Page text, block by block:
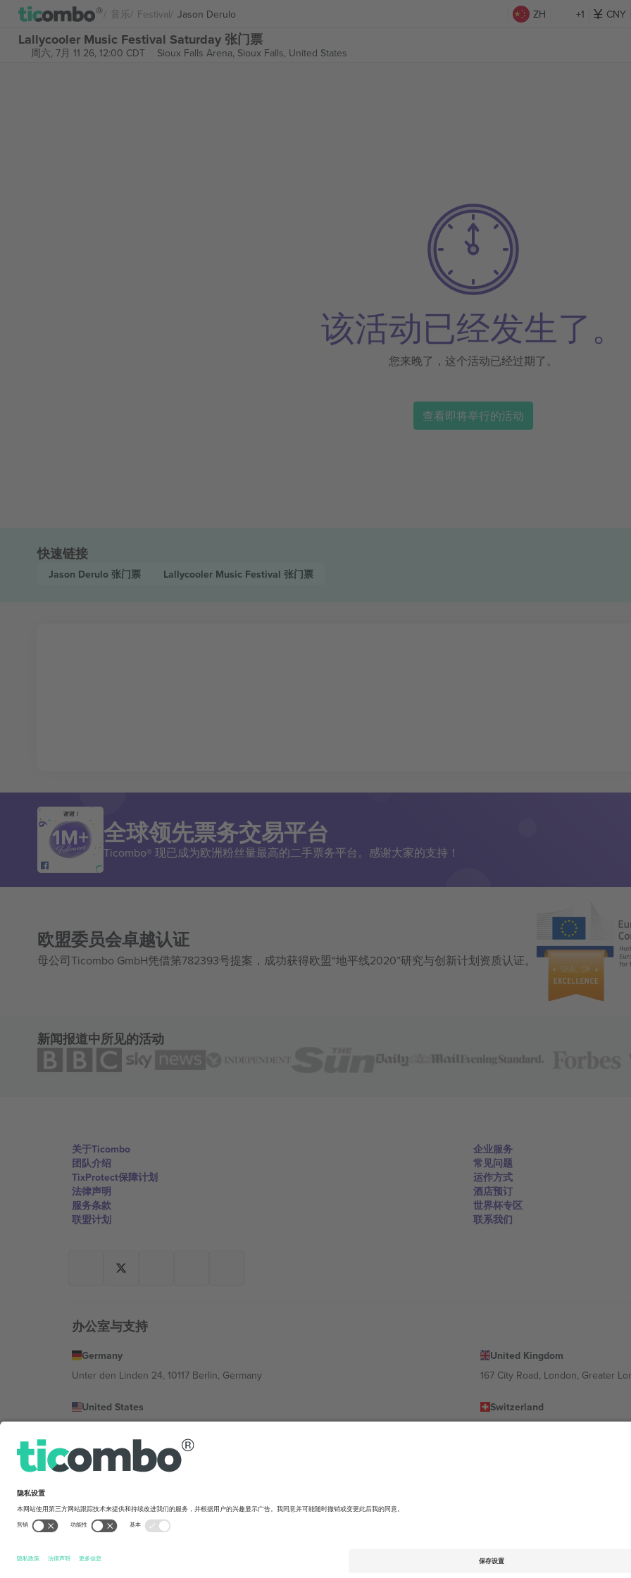
音乐 Festival Jason Derulo ZH +1 CNY
Lallycooler Music Festival Saturday 张门票
周六, 7月 11 26, 12:00 CDT Sioux Falls Arena, Sioux Falls, United States
该活动已经发生了。
您来晚了，这个活动已经过期了。
查看即将举行的活动
快速链接
Jason Derulo 张门票 Lallycooler Music Festival 张门票
谢谢！
全球领先票务交易平台
Ticombo® 现已成为欧洲粉丝量最高的二手票务平台。感谢大家的支持！
欧盟委员会卓越认证
母公司Ticombo GmbH凭借第782393号提案，成功获得欧盟“地平线2020”研究与创新计划资质认证。
新闻报道中所见的活动
关于Ticombo
团队介绍
TixProtect保障计划
法律声明
服务条款
联盟计划
企业服务
常见问题
运作方式
酒店预订
世界杯专区
联系我们
办公室与支持
Germany
Unter den Linden 24, 10117 Berlin, Germany
United Kingdom
167 City Road, London, Greater
United States
Switzerland
Bulgaria
Mexico
Av Chapultepec 360, Roma Norte, Cuauhtémoc, 06700 Ciudad de México, CDMX, Mexico
平台提供商的法律实体可能会因地点、活动和/或领域而有所不同。有关详细信息，请查看特定活动页面、版权声明和条款。,